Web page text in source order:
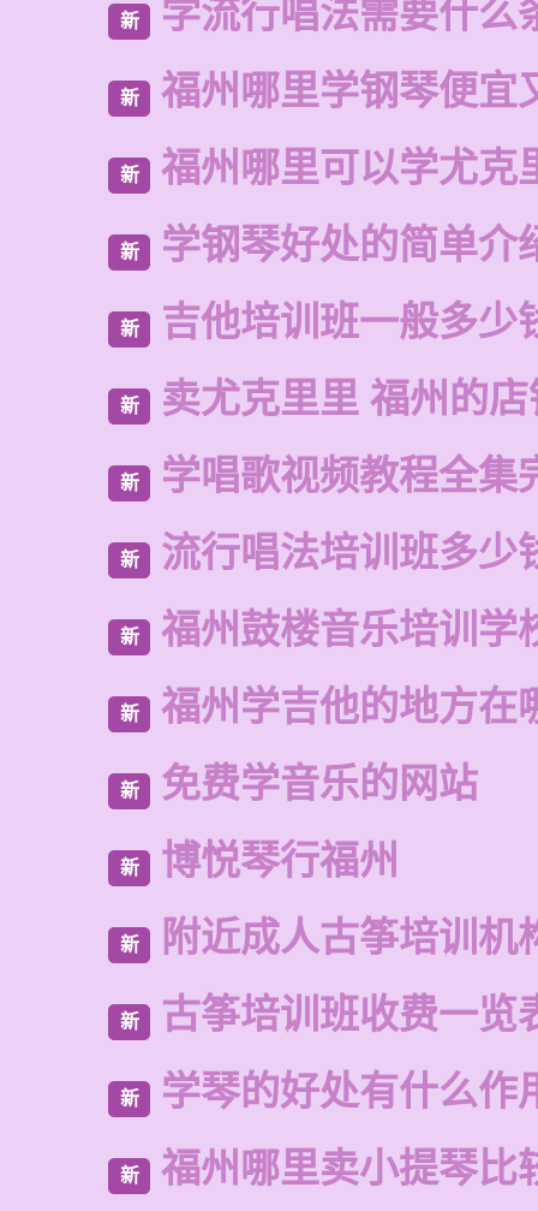
新 学流行唱法需要什么
新 福州哪里学钢琴便宜
新 福州哪里可以学尤克
新 学钢琴好处的简单介
新 吉他培训班一般多少
新 卖尤克里里 福州的
新 学唱歌视频教程全集
新 流行唱法培训班多少
新 福州鼓楼音乐培训学
新 福州学吉他的地方在
新 免费学音乐的网站
新 博悦琴行福州
新 附近成人古筝培训机
新 古筝培训班收费一览
新 学琴的好处有什么作
新 福州哪里卖小提琴比